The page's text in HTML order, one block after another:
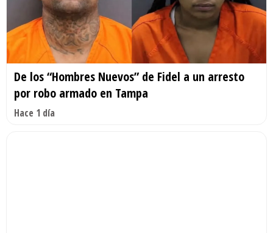
De los “Hombres Nuevos” de Fidel a un arresto
por robo armado en Tampa
Hace 1 día